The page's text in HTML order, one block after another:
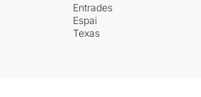
Entrades
Espai
Texas